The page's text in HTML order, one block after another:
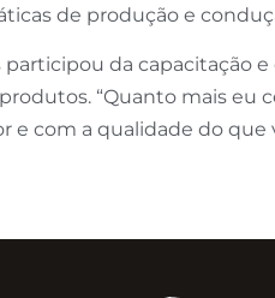
de produção e
participou da
“Quanto mais
com a qualidade do que